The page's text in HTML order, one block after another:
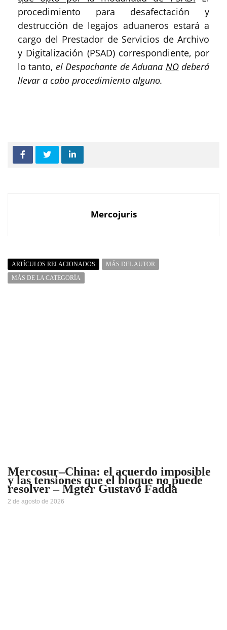
procedimiento para desafectación y
destrucción de legajos aduaneros estará a
cargo del Prestador de Servicios de Archivo
y Digitalización (PSAD) correspondiente, por
lo tanto, el Despachante de Aduana NOdeberá
llevar a cabo procedimiento alguno.
Mercojuris
ARTÍCULOS RELACIONADOS
MÁS DEL AUTOR
MÁS DE LA CATEGORÍA
Mercosur–China: el acuerdo imposible
y las tensiones que el bloque no puede
resolver – Mgter Gustavo Fadda
2 de agosto de 2026